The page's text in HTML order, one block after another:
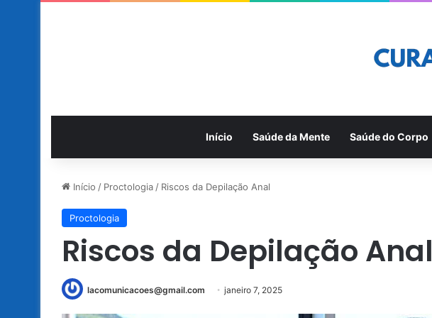
Início Saúde da Mente Saúde do Corpo
Início / Proctologia / Riscos da Depilação Anal
Proctologia
Riscos da Depilação Anal
lacomunicacoes@gmail.com janeiro 7, 2025